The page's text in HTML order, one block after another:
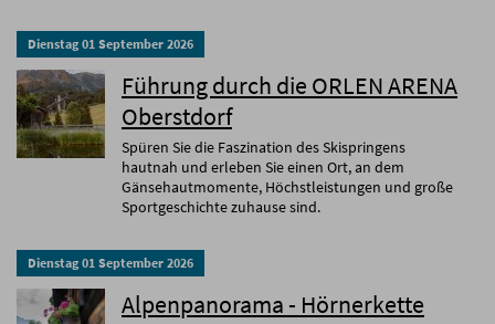
Dienstag 01 September 2026
Führung durch die ORLEN ARENA
Oberstdorf
Spüren Sie die Faszination des Skispringens
hautnah und erleben Sie einen Ort, an dem
Gänsehautmomente, Höchstleistungen und große
Sportgeschichte zuhause sind.
Dienstag 01 September 2026
Alpenpanorama - Hörnerkette